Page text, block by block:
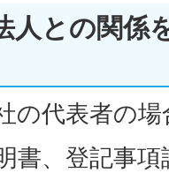
人との関係
の代表者の
書、登記事